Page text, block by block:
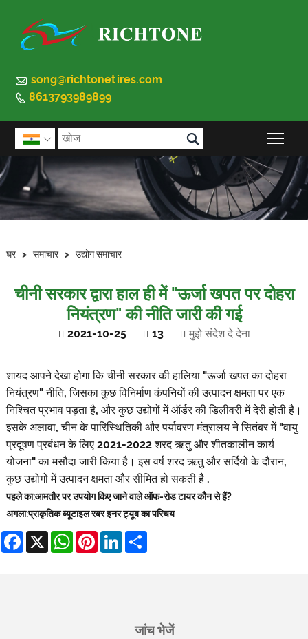
 song@richtonetires.com
 8613793989899
 
घर > समाचार > उद्योग समाचार
चीनी सरकार द्वारा हाल ही में "ऊर्जा खपत पर दोहरा
नियंत्रण" की नीति जारी की गई
2021-10-25 13 मुझे संदेश दे देना
शायद आपने देखा होगा कि चीनी सरकार की हालिया "ऊर्जा खपत का दोहरा
नियंत्रण" नीति, जिसका कुछ विनिर्माण कंपनियों की उत्पादन क्षमता पर एक
निश्चित प्रभाव पड़ता है, और कुछ उद्योगों में ऑर्डर की डिलीवरी में देरी होती है।
इसके अलावा, चीन के पारिस्थितिकी और पर्यावरण मंत्रालय ने सितंबर में "वायु
प्रदूषण प्रबंधन के लिए 2021-2022 शरद ऋतु और शीतकालीन कार्य
योजना" का मसौदा जारी किया है। इस वर्ष शरद ऋतु और सर्दियों के दौरान,
कुछ उद्योगों में उत्पादन क्षमता और सीमित हो सकती है .
पहले का:आमतौर पर उपयोग किए जाने वाले ऑफ-रोड टायर कौन से हैं?
अगला:प्राकृतिक ब्यूटाइल रबर इनर ट्यूब का परिचय
Facebook
X WhatsApp
PinterestLinkedIn
जांच भेजें